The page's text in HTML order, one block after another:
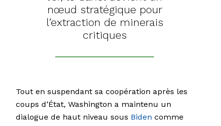
nœud stratégique pour
l’extraction de minerais
critiques
Tout en suspendant sa coopération après les
coups d’État, Washington a maintenu un
dialogue de haut niveau sous Biden comme